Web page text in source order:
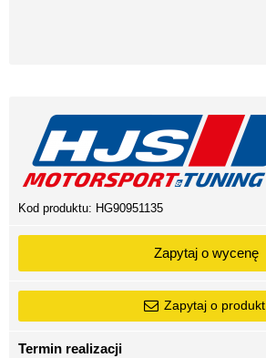
Kod produktu: HG90951135
Zapytaj o wycenę
Zapytaj o produkt
Termin realizacji